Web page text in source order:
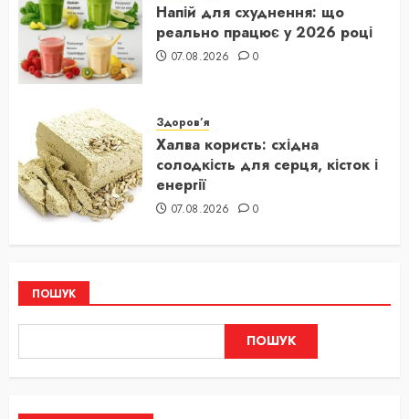
Напій для схуднення: що
реально працює у 2026 році
07.08.2026 0
Здоров’я
Халва користь: східна
солодкість для серця, кісток і
енергії
07.08.2026 0
ПОШУК
ПОШУК